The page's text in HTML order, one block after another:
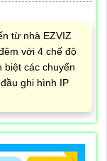
từ nhà EZVIZ
với 4 chế độ
biệt các chuyển
ghi hình IP